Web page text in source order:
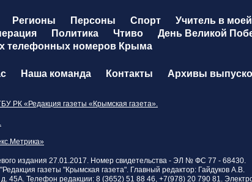
Регионы Персоны Спорт Учитель в
Политика Чтиво День Великой
телефонных номеров Крыма
Наша команда Контакты Архивы
РК «Редакция газеты «Крымская газета».
издания 27.01.2017. Номер свидетельства - ЭЛ № ФС 77 - 68430.
газеты "Крымская газета". Главный редактор: Гайдуков А.В.
45А. Телефон редакции: 8 (3652) 51 88 46, +7(978) 20 790 81.